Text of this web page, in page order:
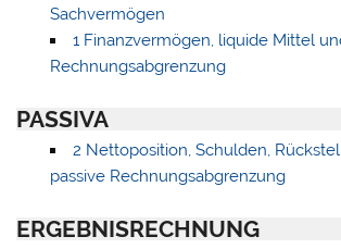
Sachvermögen
1 Finanzvermögen, liquide Mittel
Rechnungsabgrenzung
PASSIVA
2 Nettoposition, Schulden,
passive Rechnungsabgrenzung
ERGEBNISRECHNUNG